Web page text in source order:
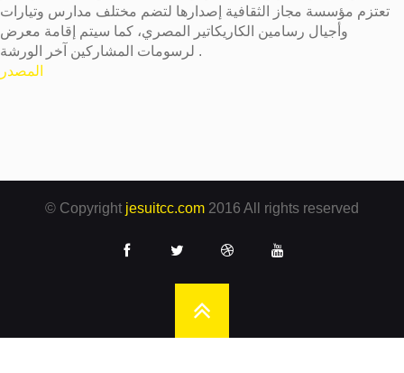
تعتزم مؤسسة مجاز الثقافية إصدارها لتضم مختلف مدارس وتيارات
وأجيال رسامين الكاريكاتير المصري، كما سيتم إقامة معرض
لرسومات المشاركين آخر الورشة .
المصدر
© Copyright jesuitcc.com 2016 All rights reserved